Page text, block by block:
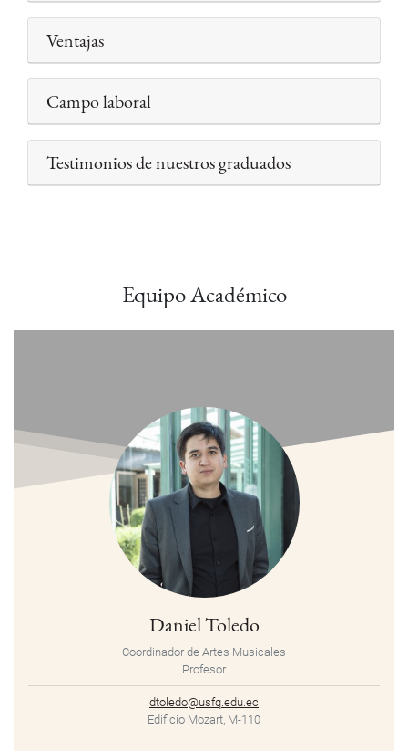
Ventajas
Campo laboral
Testimonios de nuestros graduados
Equipo Académico
Daniel Toledo
Coordinador de Artes Musicales
Profesor
dtoledo@usfq.edu.ec
Edificio Mozart, M-110